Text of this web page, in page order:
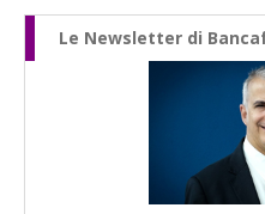
Le Newsletter di